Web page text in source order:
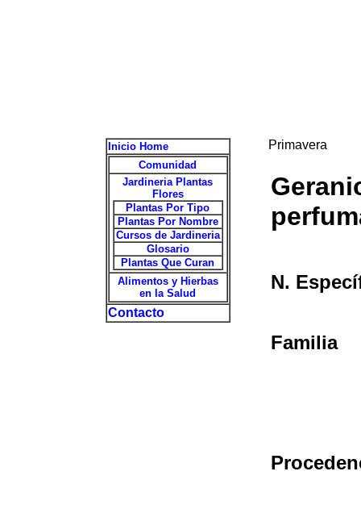
Inicio Home
Comunidad
Jardineria Plantas
Flores
Plantas Por Tipo
Plantas Por Nombre
Cursos de Jardineria
Glosario
Plantas Que Curan
Alimentos y Hierbas
en la Salud
Contacto
Primavera
N.
Familia